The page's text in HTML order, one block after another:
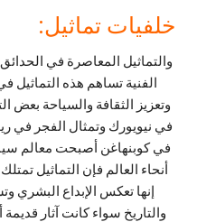
خلفيات تماثيل:
والتماثيل المعاصرة في
الفنية تساهم هذه التماثيل
وتعزيز الثقافة والسياحة بعض
في نيويورك وتمثال الفجر في
في كوبنهاغن أصبحت معالم
أنحاء العالم فإن التماثيل
إنها تعكس الإبداع البشري
والتاريخ سواء كانت آثار